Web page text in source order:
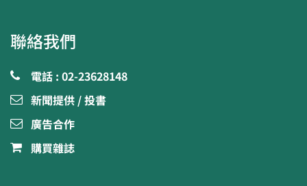
聯絡我們
電話 : 02-23628148
新聞提供 / 投書
廣告合作
購買雜誌